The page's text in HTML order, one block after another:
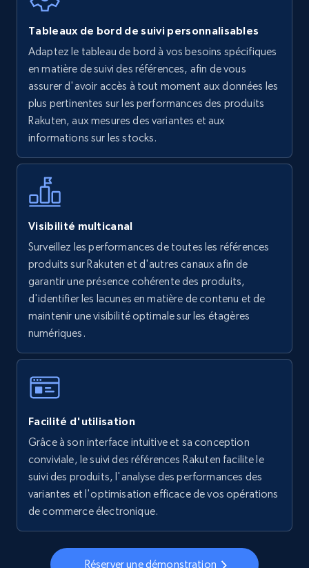
Walmart - products
URL, Final price, Sku, Currency, Gtin,
Specifications, Image urls, Top reviews, and
more.
Walmart - products - Find new products by
using specific category URL
URL, Final price, Sku, Currency, Gtin,
more.
5.6K+ 875+ Commencer
Walmart - products - Collects products by
URL, Final price, Sku, Currency, Gtin,
more.
5.6K+ 875+ Commencer
Walmart - products - Discover products by
using sku numbers
Tableaux de bord de suivi personnalisables
Adaptez le tableau de bord à vos besoins spécifiques
en matière de suivi des références, afin de vous
assurer d'avoir accès à tout moment aux données les
plus pertinentes sur les performances des produits
Rakuten, aux mesures des variantes et aux
informations sur les stocks.
Visibilité multicanal
Surveillez les performances de toutes les références
produits sur Rakuten et d'autres canaux afin de
garantir une présence cohérente des produits,
d'identifier les lacunes en matière de contenu et de
maintenir une visibilité optimale sur les étagères
numériques.
Facilité d'utilisation
Grâce à son interface intuitive et sa conception
conviviale, le suivi des références Rakuten facilite le
suivi des produits, l'analyse des performances des
variantes et l'optimisation efficace de vos opérations
de commerce électronique.
Réserver une démonstration